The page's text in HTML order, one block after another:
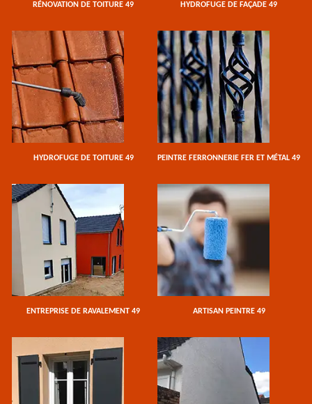
RÉNOVATION DE TOITURE 49 HYDROFUGE DE FAÇADE 49
HYDROFUGE DE TOITURE 49 PEINTRE FERRONNERIE FER ET MÉTAL 49
ENTREPRISE DE RAVALEMENT 49 ARTISAN PEINTRE 49